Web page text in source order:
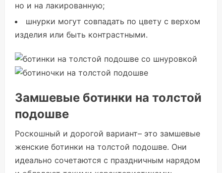
но и на лакированную;
шнурки могут совпадать по цвету с верхом
изделия или быть контрастными.
Замшевые ботинки на толстой
подошве
Роскошный и дорогой вариант– это замшевые
женские ботинки на толстой подошве. Они
идеально сочетаются с праздничным нарядом